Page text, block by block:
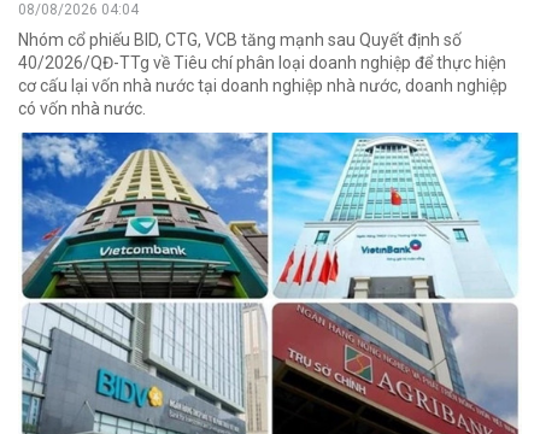
08/08/2026 04:04
Nhóm cổ phiếu BID, CTG, VCB tăng mạnh sau Quyết định số
40/2026/QĐ-TTg về Tiêu chí phân loại doanh nghiệp để thực hiện
cơ cấu lại vốn nhà nước tại doanh nghiệp nhà nước, doanh nghiệp
có vốn nhà nước.